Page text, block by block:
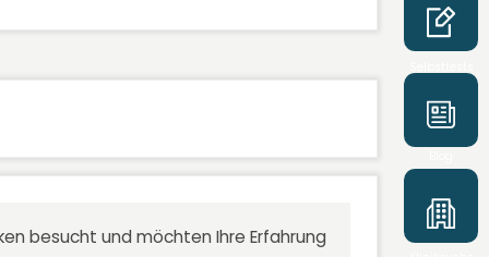
besucht und möchten Ihre Erfahrung